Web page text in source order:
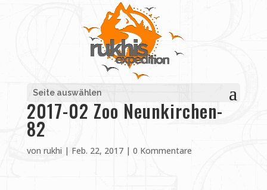
Seite auswählen
2017-02 Zoo Neunkirchen-
82
von rukhi| Feb. 22, 2017| 0 Kommentare